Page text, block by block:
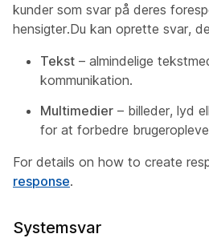
kunder som svar på deres
hensigter.Du kan oprette svar,
Tekst – almindelige
kommunikation.
Multimedier – billeder, lyd
for at forbedre
For details on how to create
response.
Systemsvar